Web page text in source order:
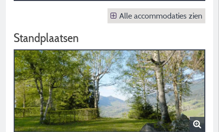
Alle accommodaties zien
Standplaatsen